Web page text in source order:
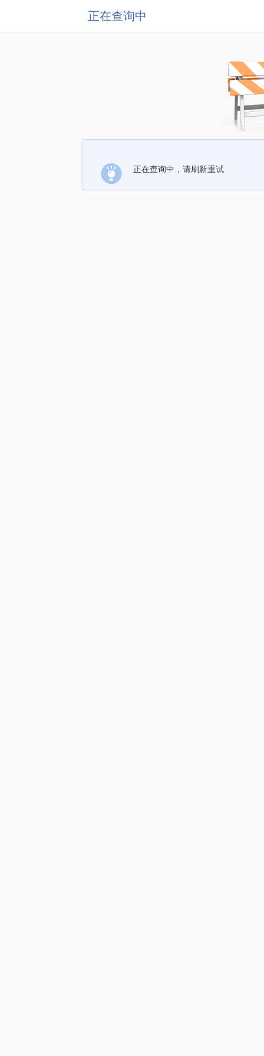
正在查询中
正在查询中，请刷新重试